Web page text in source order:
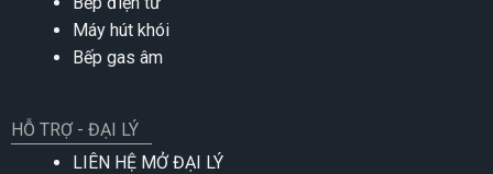
Máy hút khói
Bếp gas âm
HỖ TRỢ - ĐẠI LÝ
LIÊN HỆ MỞ ĐẠI LÝ